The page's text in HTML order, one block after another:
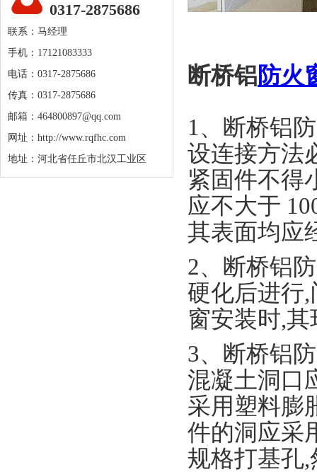
0317-2875686
联系：马经理
手机：17121083333
电话：0317-2875686
传真：0317-2875686
邮箱： 464800897@qq.com
网址： http://www.rqfhc.com
地址：河北省任丘市北汉工业区
断桥铝防火
1、断桥铝
设连接方法
紧固件不得
应不大于
其表面均应
2、断桥铝
硬化后进行
窗安装时,
3、断桥铝
混凝土洞口
采用塑料膨
件的洞应采
规格打基孔